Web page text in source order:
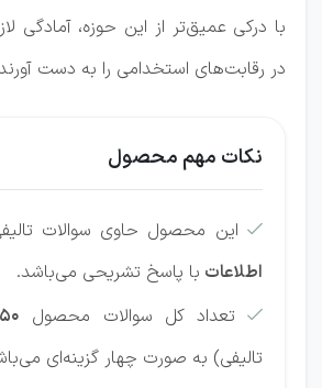
با درکی عمیق‌تر از این حوزه، آمادگی
در رقابت‌های استخدامی را به دست
نکات مهم محصول
 این محصول حاوی سوالات
اطلاعات با پاسخ تشریحی می‌باشد.
 تعداد کل سوالات محصول 150
تالیفی) به صورت چهار گزینه‌ای